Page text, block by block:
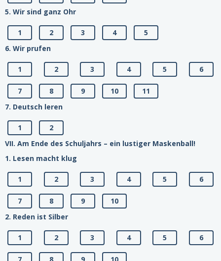
5. Wir sind ganz Ohr
1 2 3 4
5
6. Wir prufen
1 2 3 4 5 6
7 8 9 10
11
7. Deutsch leren
1
2
VII. Am Ende des Schuljahrs – ein lustiger Maskenball!
1. Lesen macht klug
1 2 3 4 5 6
7 8 9
10
2. Reden ist Silber
1 2 3 4 5 6